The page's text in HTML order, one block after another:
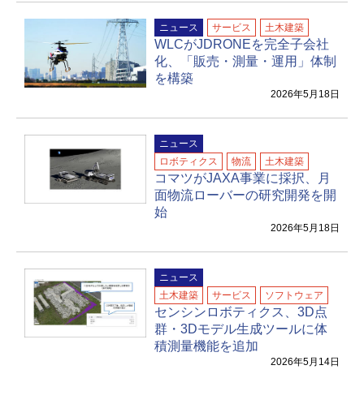
ニュース サービス 土木建築
WLCがJDRONEを完全子会社
化、「販売・測量・運用」体制
を構築
2026年5月18日
ニュース
ロボティクス
物流 土木建築
コマツがJAXA事業に採択、月
面物流ローバーの研究開発を開
始
2026年5月18日
ニュース
土木建築
サービス ソフトウェア
センシンロボティクス、3D点
群・3Dモデル生成ツールに体
積測量機能を追加
2026年5月14日